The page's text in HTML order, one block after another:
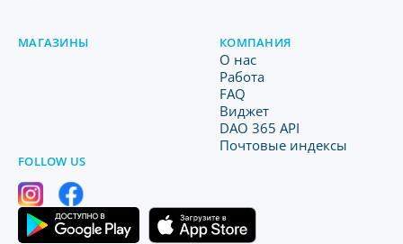
МАГАЗИНЫ КОМПАНИЯ
O нас
Работа
FAQ
Виджет
DAO 365 API
Почтовые индексы
FOLLOW US